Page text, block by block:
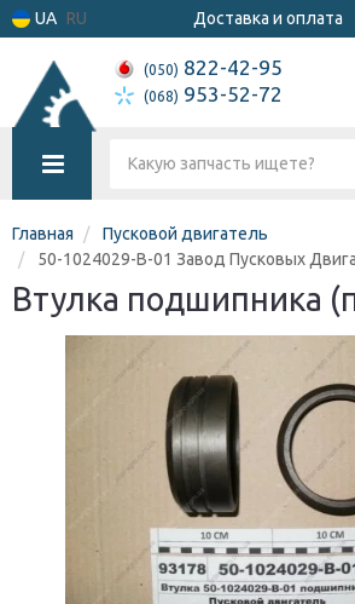
UA RU Доставка и оплата
(050) 822-42-95
(068) 953-52-72
Главная
Пусковой двигатель
50-1024029-В-01 Завод Пусковых
Втулка подшипника